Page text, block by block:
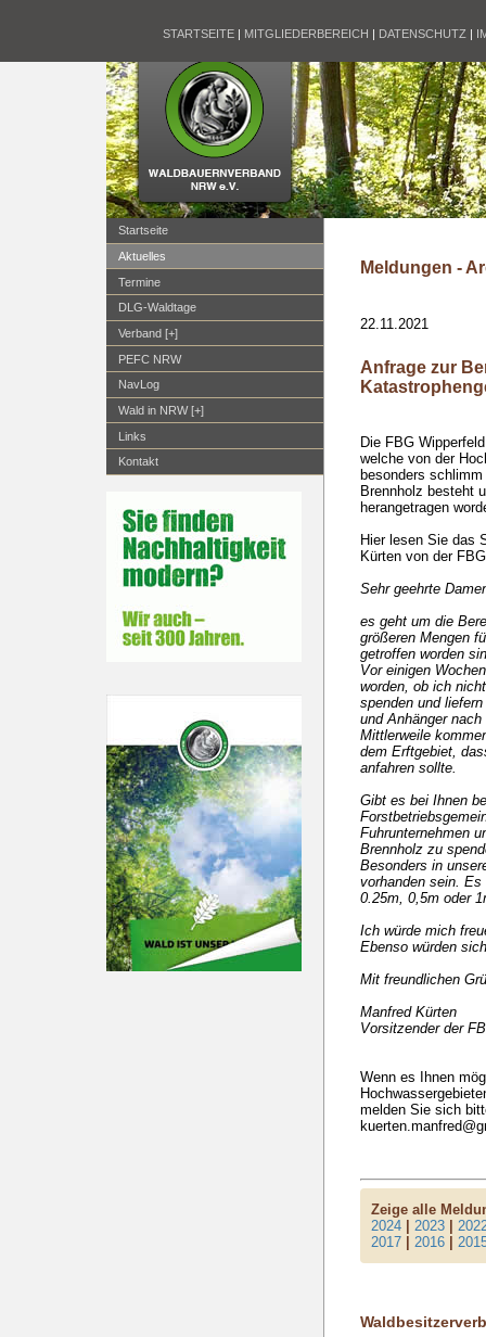
STARTSEITE | MITGLIEDERBEREICH | DATENSCHUTZ |
Startseite
Aktuelles
Termine
DLG-Waldtage
Verband [+]
PEFC NRW
NavLog
Wald in NRW [+]
Links
Kontakt
Meldungen -
22.11.2021
Anfrage zur
Die FBG
welche von der
besonders
Brennholz besteht
herangetragen
Hier lesen Sie das
Kürten von der
Sehr geehrte
es geht um die
größeren Mengen
getroffen worden
Vor einigen
worden, ob ich
spenden und
und Anhänger
Mittlerweile
dem Erftgebiet,
anfahren sollte.
Gibt es bei Ihnen
Fuhrunternehmen
Brennholz zu
Besonders in
vorhanden sein.
0.25m, 0,5m oder
Ich würde mich
Ebenso würden
Mit freundlichen
Manfred Kürten
Vorsitzender der
Wenn es Ihnen
melden Sie sich
Zeige alle
2024 |2023 |
2017 |2016 |